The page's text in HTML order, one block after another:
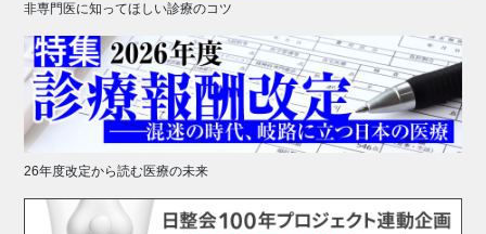
非専門医に知ってほしい診療のコツ
26年度改定から読む医療の未来